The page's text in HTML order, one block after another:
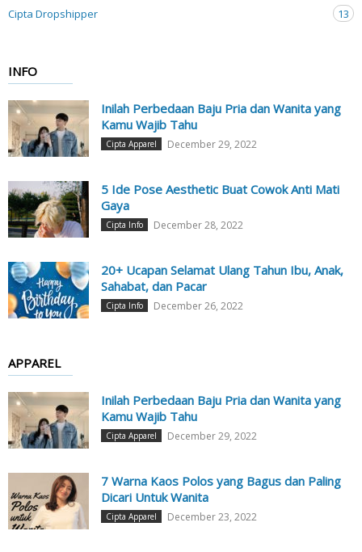
Cipta Dropshipper
13
INFO
Inilah Perbedaan Baju Pria dan Wanita yang
Kamu Wajib Tahu
Cipta Apparel December 29, 2022
5 Ide Pose Aesthetic Buat Cowok Anti Mati
Gaya
Cipta Info December 28, 2022
20+ Ucapan Selamat Ulang Tahun Ibu, Anak,
Sahabat, dan Pacar
Cipta Info December 26, 2022
APPAREL
Inilah Perbedaan Baju Pria dan Wanita yang
Kamu Wajib Tahu
Cipta Apparel December 29, 2022
7 Warna Kaos Polos yang Bagus dan Paling
Dicari Untuk Wanita
Cipta Apparel December 23, 2022